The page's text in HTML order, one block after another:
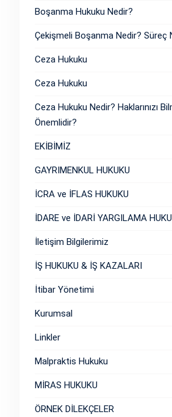
Boşanma Hukuku Nedir?
Çekişmeli Boşanma Nedir? Süreç
Ceza Hukuku
Ceza Hukuku
Ceza Hukuku Nedir? Haklarınızı
Önemlidir?
EKİBİMİZ
GAYRIMENKUL HUKUKU
İCRA ve İFLAS HUKUKU
İDARE ve İDARİ YARGILAMA
İletişim Bilgilerimiz
İŞ HUKUKU & İŞ KAZALARI
İtibar Yönetimi
Kurumsal
Linkler
Malpraktis Hukuku
MİRAS HUKUKU
ÖRNEK DİLEKÇELER